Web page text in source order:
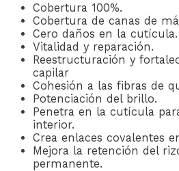
Cobertura 100%.
Cobertura de canas de
Cero daños en la cutícula.
Vitalidad y reparación.
Reestructuración y
capilar
Cohesión a las fibras de
Potenciación del brillo.
Penetra en la cutícula
interior.
Crea enlaces covalentes
Mejora la retención del
permanente.